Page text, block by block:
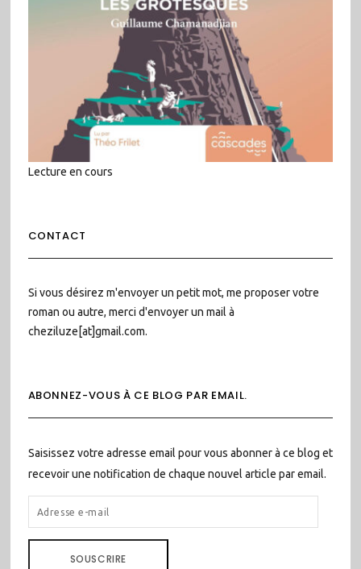
Lecture en cours
CONTACT
Si vous désirez m'envoyer un petit mot, me proposer votre
roman ou autre, merci d'envoyer un mail à
cheziluze[at]gmail.com.
ABONNEZ-VOUS À CE BLOG PAR EMAIL.
Saisissez votre adresse email pour vous abonner à ce blog et
recevoir une notification de chaque nouvel article par email.
ADRESSE
E-
SOUSCRIRE